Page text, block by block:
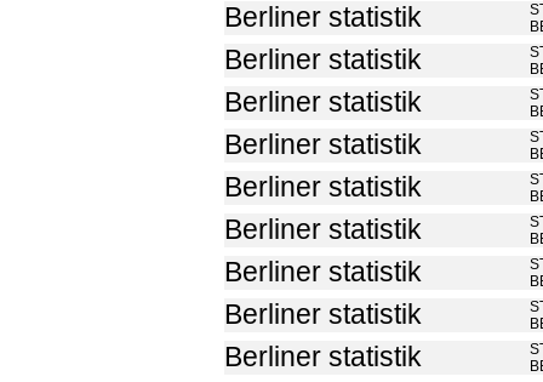
Berliner statistik
Berliner statistik
Berliner statistik
Berliner statistik
Berliner statistik
Berliner statistik
Berliner statistik
Berliner statistik
Berliner statistik